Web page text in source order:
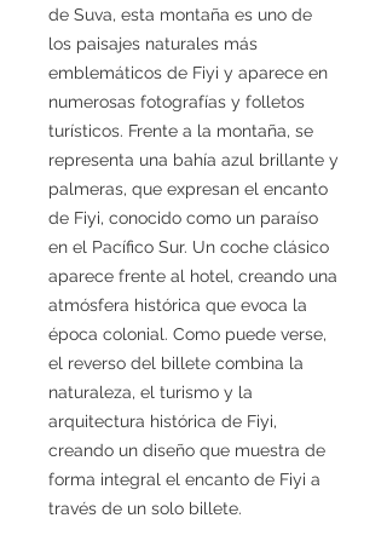
de Suva, esta montaña es uno de
los paisajes naturales más
emblemáticos de Fiyi y aparece en
numerosas fotografías y folletos
turísticos. Frente a la montaña, se
representa una bahía azul brillante y
palmeras, que expresan el encanto
de Fiyi, conocido como un paraíso
en el Pacífico Sur. Un coche clásico
aparece frente al hotel, creando una
atmósfera histórica que evoca la
época colonial. Como puede verse,
el reverso del billete combina la
naturaleza, el turismo y la
arquitectura histórica de Fiyi,
creando un diseño que muestra de
forma integral el encanto de Fiyi a
través de un solo billete.